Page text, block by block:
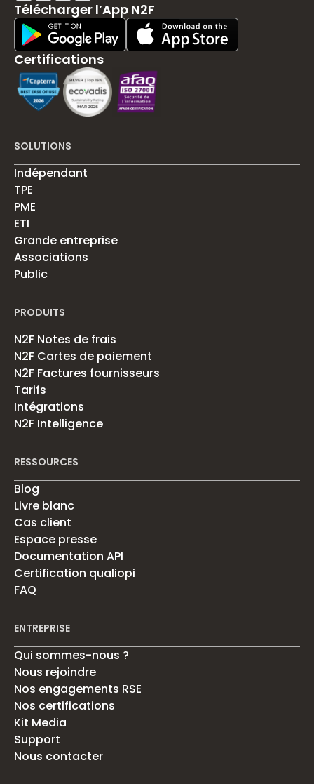
Télécharger l’App N2F
Play Store DownloadApp Store Download
Certifications
SOLUTIONS
Indépendant
TPE
PME
ETI
Grande entreprise
Associations
Public
PRODUITS
N2F Notes de frais
N2F Cartes de paiement
N2F Factures fournisseurs
Tarifs
Intégrations
N2F Intelligence
RESSOURCES
Blog
Livre blanc
Cas client
Espace presse
Documentation API
Certification qualiopi
FAQ
ENTREPRISE
Qui sommes-nous ?
Nous rejoindre
Nos engagements RSE
Nos certifications
Kit Media
Support
Nous contacter